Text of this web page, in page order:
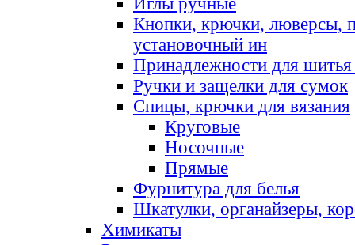
Кнопки, крючки, люверсы,
установочный ин
Принадлежности для шитья
Ручки и защелки для сумок
Спицы, крючки для вязания
Круговые
Носочные
Прямые
Фурнитура для белья
Шкатулки, органайзеры,
Химикаты